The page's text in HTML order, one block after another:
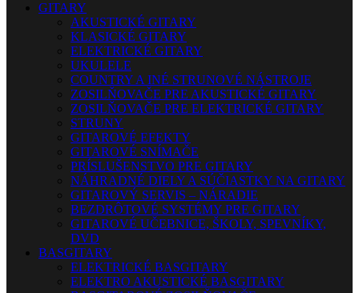
GITARY
AKUSTICKÉ GITARY
KLASICKÉ GITARY
ELEKTRICKÉ GITARY
UKULELE
COUNTRY A INÉ STRUNOVÉ NÁSTROJE
ZOSILŇOVAČE PRE AKUSTICKÉ GITARY
ZOSILŇOVAČE PRE ELEKTRICKÉ GITARY
STRUNY
GITAROVÉ EFEKTY
GITAROVÉ SNÍMAČE
PRÍSLUŠENSTVO PRE GITARY
NÁHRADNÉ DIELY A SÚČIASTKY NA GITARY
GITAROVÝ SERVIS – NÁRADIE
BEZDRÔTOVÉ SYSTÉMY PRE GITARY
GITAROVÉ UČEBNICE, ŠKOLY, SPEVNÍKY,
DVD
BASGITARY
ELEKTRICKÉ BASGITARY
ELEKTRO AKUSTICKÉ BASGITARY